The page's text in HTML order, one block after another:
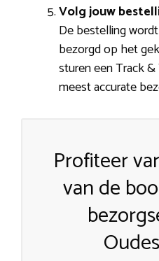
Volg jouw
De bestelling
bezorgd op het
sturen een Track
meest accurate
Profiteer
van de